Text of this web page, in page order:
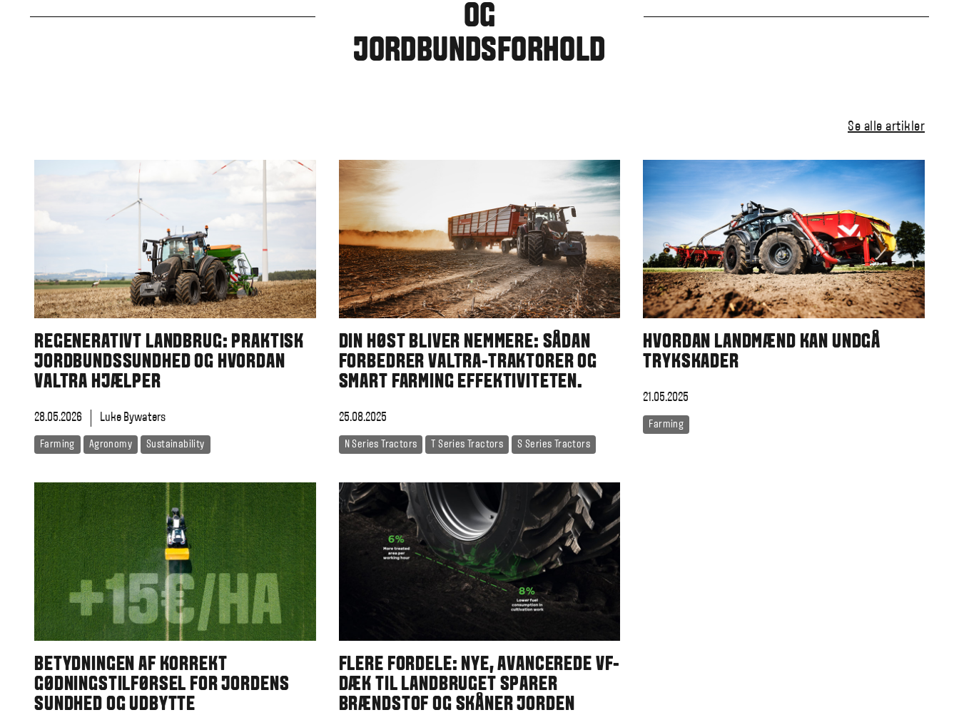
OG
JORDBUNDSFORHOLD
Se alle artikler
REGENERATIVT LANDBRUG: PRAKTISK
JORDBUNDSSUNDHED OG HVORDAN
VALTRA HJÆLPER
28.05.2026 Luke Bywaters
Farming Agronomy Sustainability
DIN HØST BLIVER NEMMERE: SÅDAN
FORBEDRER VALTRA-TRAKTORER OG
SMART FARMING EFFEKTIVITETEN.
25.08.2025
N Series Tractors T Series Tractors S Series Tractors
HVORDAN LANDMÆND KAN UNDGÅ
TRYKSKADER
21.05.2025
Farming
BETYDNINGEN AF KORREKT
GØDNINGSTILFØRSEL FOR JORDENS
SUNDHED OG UDBYTTE
FLERE FORDELE: NYE, AVANCEREDE VF-
DÆK TIL LANDBRUGET SPARER
BRÆNDSTOF OG SKÅNER JORDEN